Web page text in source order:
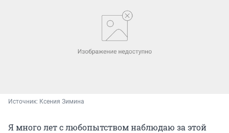
Источник: Ксения Зимина
Я много лет с любопытством наблюдаю за этой